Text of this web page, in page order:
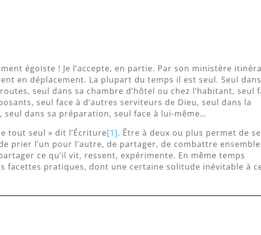
égoïste ! Je l’accepte, en partie. Par son ministère
en déplacement. La plupart du temps il est seul. Seul dans
seul dans sa chambre d’hôtel ou chez l’habitant, seul
seul face à d’autres serviteurs de Dieu, seul dans la
seul dans sa préparation, seul face à lui-même…
tout seul » dit l’Écriture[1]. Être à deux ou plus permet de se
prier l’un pour l’autre, de partager, de combattre
ce qu’il vit, ressent, expérimente. En même temps
facettes pratiques, dont une certaine solitude inévitable à